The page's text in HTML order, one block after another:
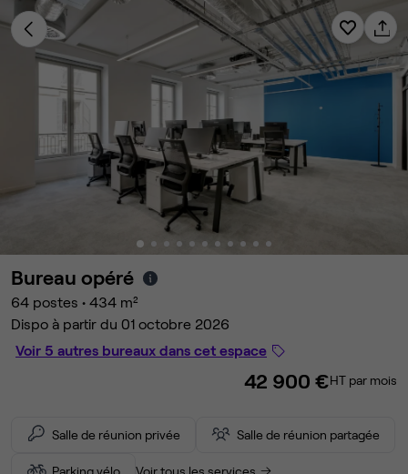
Bureau opéré
64 postes • 434 m²
Dispo à partir du 01 octobre 2026
Voir 5 autres bureaux dans cet espace
42 900 €HT par mois
Salle de réunion privée Salle de réunion partagée
Parking vélo Voir tous les services